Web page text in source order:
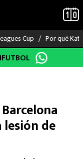
Cup Por qué
de